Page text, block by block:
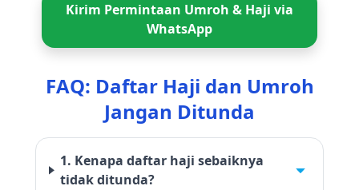
Kirim Permintaan Umroh & Haji via
WhatsApp
FAQ: Daftar Haji dan Umroh
Jangan Ditunda
1. Kenapa daftar haji sebaiknya
tidak ditunda?